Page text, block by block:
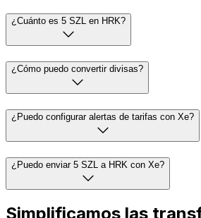
¿Cuánto es 5 SZL en HRK?
¿Cómo puedo convertir divisas?
¿Puedo configurar alertas de tarifas con Xe?
¿Puedo enviar 5 SZL a HRK con Xe?
Simplificamos las